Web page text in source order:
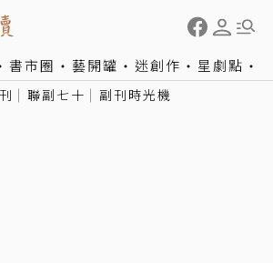
書市圈 藝開罐 迷創作 星劇點
聯副七十 副刊時光機